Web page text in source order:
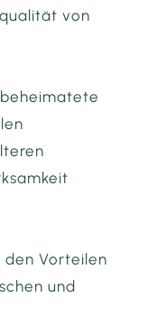
von
den Vorteilen
und